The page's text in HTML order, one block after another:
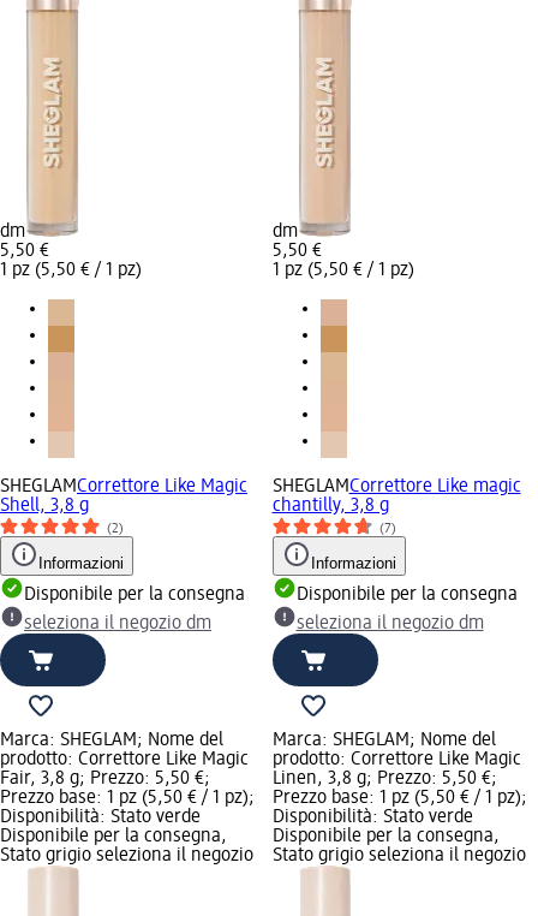
dm
5,50 €
1 pz (5,50 € / 1 pz)
SHEGLAMCorrettore Like Magic
Shell, 3,8 g
(2)
Informazioni
Disponibile per la consegna
seleziona il negozio dm
dm
5,50 €
1 pz (5,50 € / 1 pz)
SHEGLAMCorrettore Like magic
chantilly, 3,8 g
(7)
Informazioni
Disponibile per la consegna
seleziona il negozio dm
Marca: SHEGLAM; Nome del
prodotto: Correttore Like Magic
Fair, 3,8 g; Prezzo: 5,50 €;
Prezzo base: 1 pz (5,50 € / 1 pz);
Disponibilità: Stato verde
Disponibile per la consegna,
Stato grigio seleziona il negozio
Marca: SHEGLAM; Nome del
prodotto: Correttore Like Magic
Linen, 3,8 g; Prezzo: 5,50 €;
Prezzo base: 1 pz (5,50 € / 1 pz);
Disponibilità: Stato verde
Disponibile per la consegna,
Stato grigio seleziona il negozio